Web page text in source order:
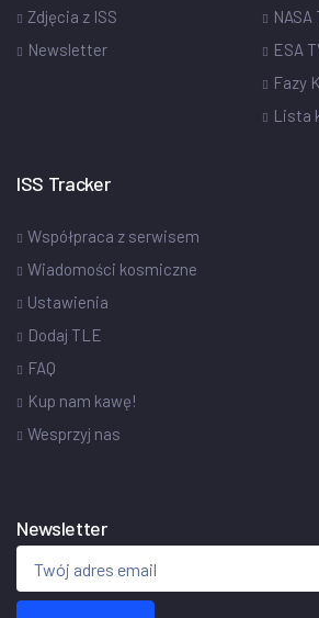
Zdjęcia z ISS
Newsletter
NASA
ESA
Fazy
Lista
ISS Tracker
Współpraca z serwisem
Wiadomości kosmiczne
Ustawienia
Dodaj TLE
FAQ
Kup nam kawę!
Wesprzyj nas
Newsletter